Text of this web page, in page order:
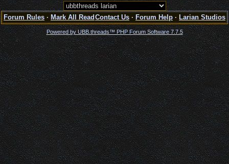
Forum Rules · Mark All Read Contact Us · Forum Help · Larian Studios
Powered by UBB.threads™ PHP Forum Software 7.7.5